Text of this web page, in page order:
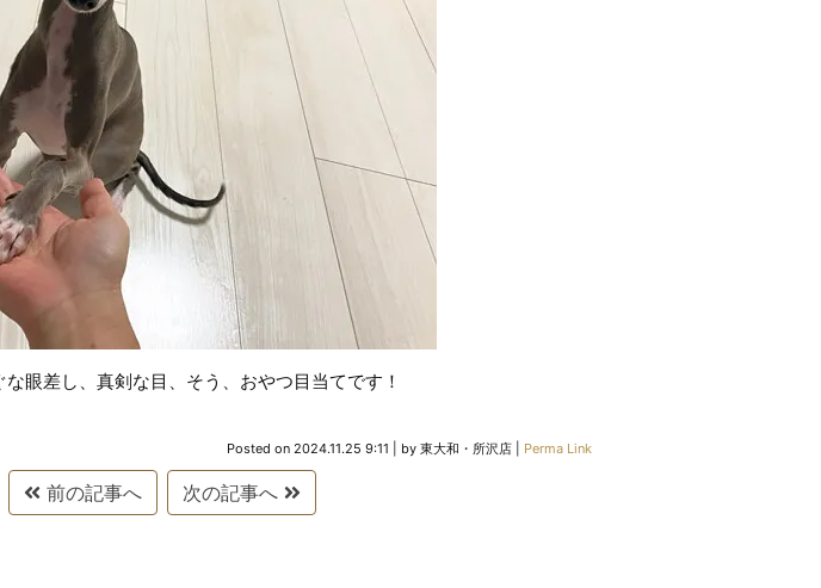
眼差し、真剣な目、そう、おやつ目当てです！
Posted on 2024.11.25 9:11 by 東大和・所沢店 Perma Link
前の記事へ 次の記事へ